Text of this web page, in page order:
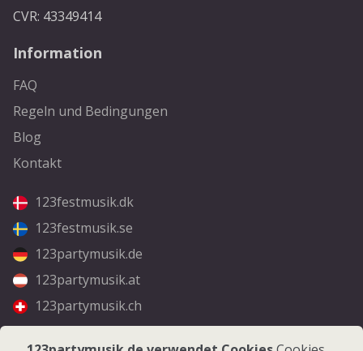
CVR: 43349414
Information
FAQ
Regeln und Bedingungen
Blog
Kontakt
123festmusik.dk
123festmusik.se
123partymusik.de
123partymusik.at
123partymusik.ch
Folgen Sie uns